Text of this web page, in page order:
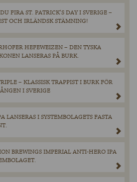
FIRA ST. PATRICK’S DAY I SVERIGE –
OCH IRLÄNDSK STÄMNING!
HEFEWEIZEN – DEN TYSKA
LANSERAS PÅ BURK.
– KLASSISK TRAPPIST I BURK FÖR
I SVERIGE
LANSERAS I SYSTEMBOLAGETS FASTA
BREWINGS IMPERIAL ANTI-HERO IPA